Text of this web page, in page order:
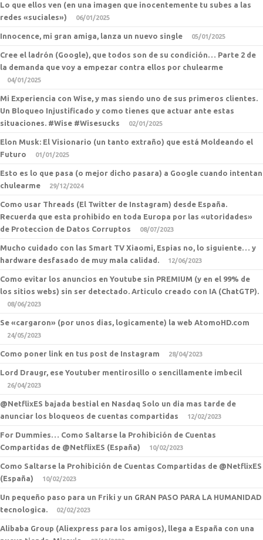
Lo que ellos ven (en una imagen que inocentemente tu subes a las
redes «suciales»)
06/01/2025
Innocence, mi gran amiga, lanza un nuevo single 05/01/2025
Cree el ladrón (Google), que todos son de su condición… Parte 2 de
la demanda que voy a empezar contra ellos por chulearme
04/01/2025
Mi Experiencia con Wise, y mas siendo uno de sus primeros clientes.
Un Bloqueo Injustificado y como tienes que actuar ante estas
situaciones. #Wise #Wisesucks
02/01/2025
Elon Musk: El Visionario (un tanto extraño) que está Moldeando el
Futuro
01/01/2025
Esto es lo que pasa (o mejor dicho pasara) a Google cuando intentan
chulearme
29/12/2024
Como usar Threads (El Twitter de Instagram) desde España.
Recuerda que esta prohibido en toda Europa por las «utoridades»
de Proteccion de Datos Corruptos
08/07/2023
Mucho cuidado con las Smart TV Xiaomi, Espias no, lo siguiente… y
hardware desfasado de muy mala calidad.
12/06/2023
Como evitar los anuncios en Youtube sin PREMIUM (y en el 99% de
los sitios webs) sin ser detectado. Articulo creado con IA (ChatGTP).
08/06/2023
Se «cargaron» (por unos dias, logicamente) la web AtomoHD.com
24/05/2023
Como poner link en tus post de Instagram 28/04/2023
Lord Draugr, ese Youtuber mentirosillo o sencillamente imbecil
26/04/2023
@NetflixES bajada bestial en Nasdaq Solo un dia mas tarde de
anunciar los bloqueos de cuentas compartidas
12/02/2023
For Dummies… Como Saltarse la Prohibición de Cuentas
Compartidas de @NetflixES (España)
10/02/2023
Como Saltarse la Prohibición de Cuentas Compartidas de @NetflixES
(España)
10/02/2023
Un pequeño paso para un Friki y un GRAN PASO PARA LA HUMANIDAD
tecnologica.
02/02/2023
Alibaba Group (Aliexpress para los amigos), llega a España con una